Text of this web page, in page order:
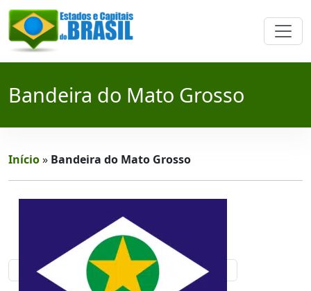
Bandeira do Mato Grosso
Início» Bandeira do Mato Grosso